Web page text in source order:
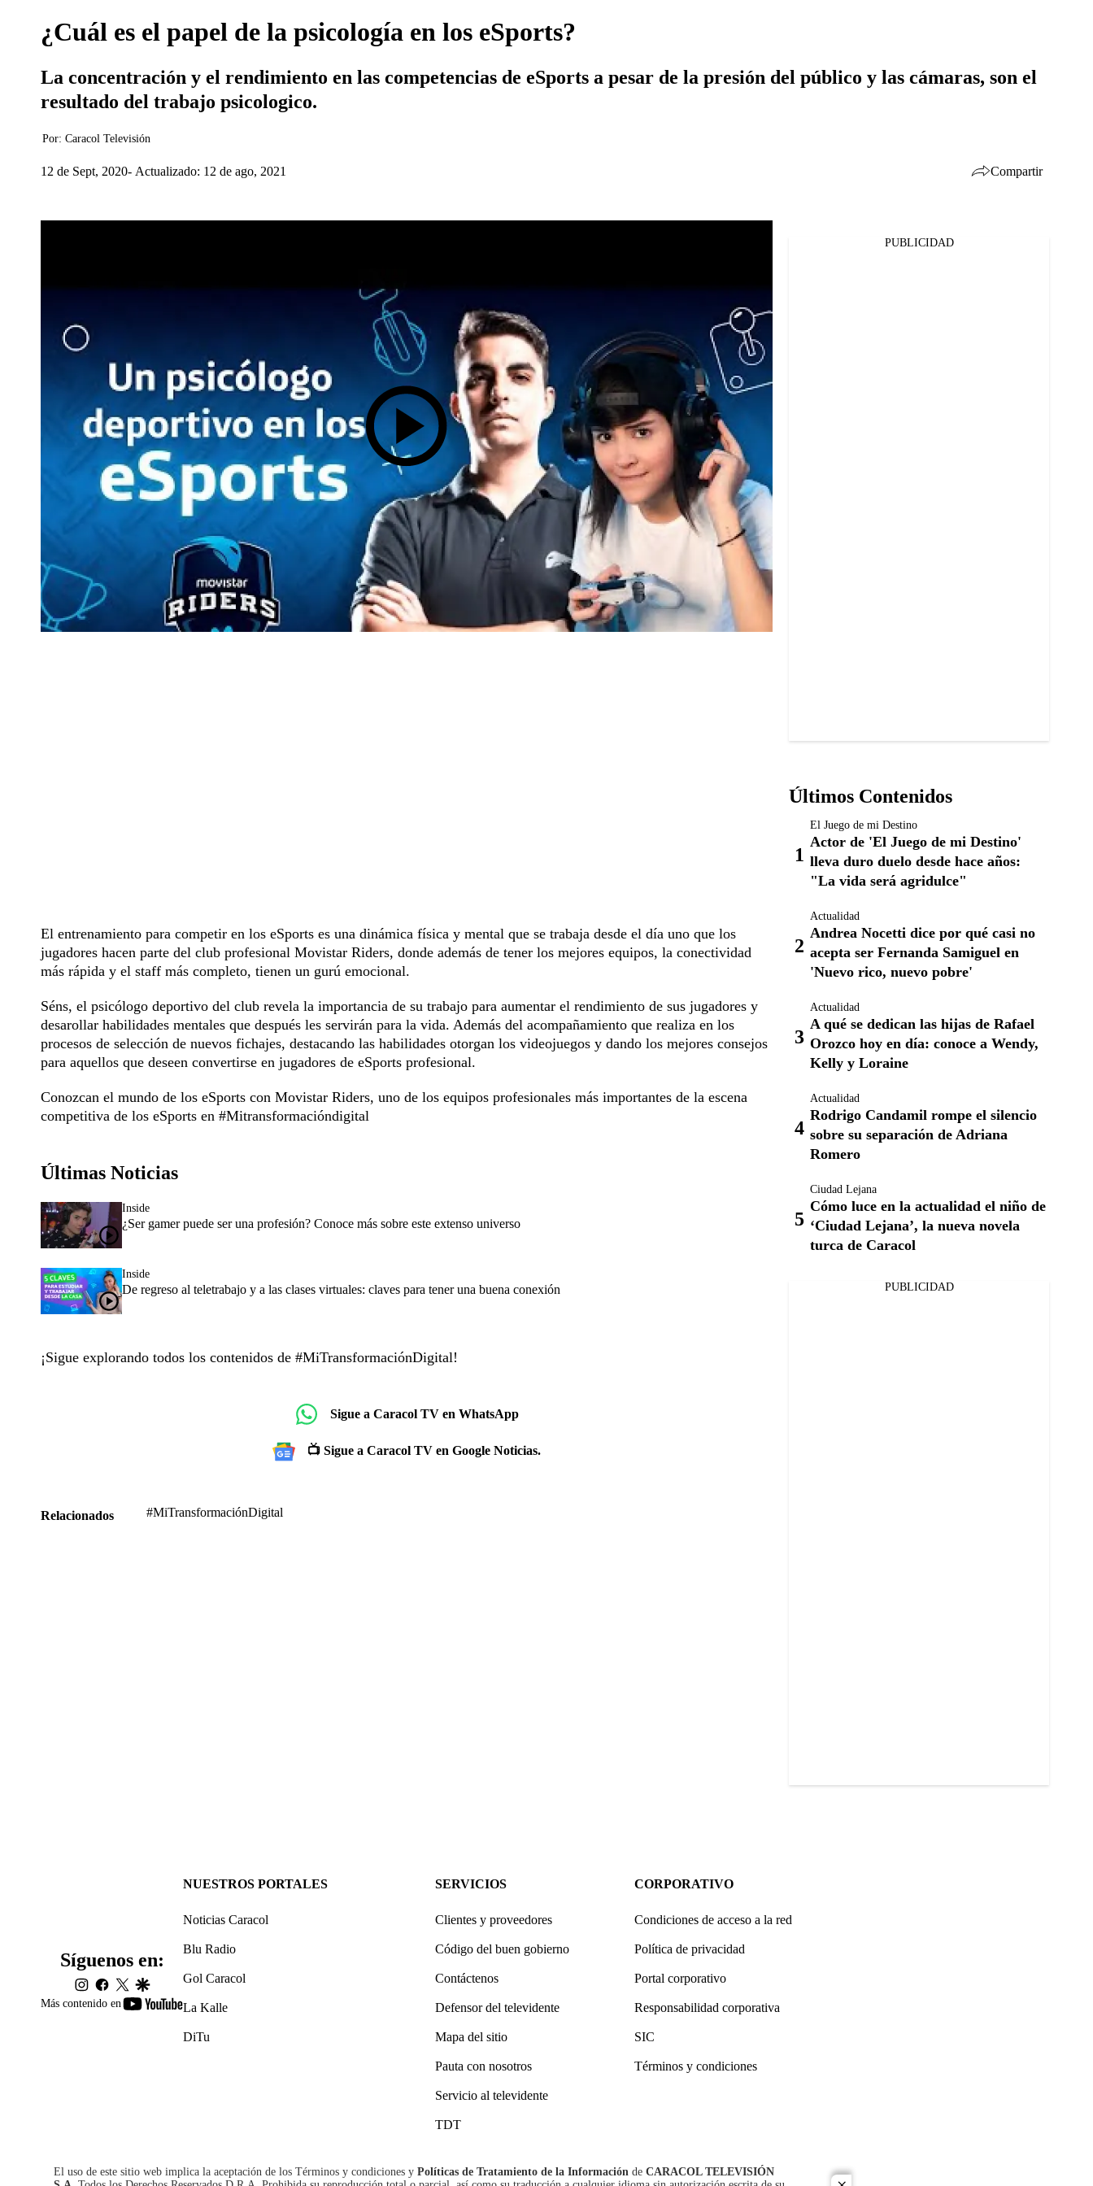
¿Cuál es el papel de la psicología en los eSports?
La concentración y el rendimiento en las competencias de eSports a pesar de la presión del público y las cámaras, son el
resultado del trabajo psicologico.
Por: Caracol Televisión
12 de Sept, 2020 Actualizado: 12 de ago, 2021 Compartir
El entrenamiento para competir en los eSports es una dinámica física y mental que se trabaja desde el día uno que los
jugadores hacen parte del club profesional Movistar Riders, donde además de tener los mejores equipos, la conectividad
más rápida y el staff más completo, tienen un gurú emocional.
Séns, el psicólogo deportivo del club revela la importancia de su trabajo para aumentar el rendimiento de sus jugadores y
desarollar habilidades mentales que después les servirán para la vida. Además del acompañamiento que realiza en los
procesos de selección de nuevos fichajes, destacando las habilidades otorgan los videojuegos y dando los mejores consejos
para aquellos que deseen convertirse en jugadores de eSports profesional.
Conozcan el mundo de los eSports con Movistar Riders, uno de los equipos profesionales más importantes de la escena
competitiva de los eSports en #Mitransformacióndigital
Últimas Noticias
Inside
¿Ser gamer puede ser una profesión? Conoce más sobre este extenso universo
Inside
De regreso al teletrabajo y a las clases virtuales: claves para tener una buena conexión
¡Sigue explorando todos los contenidos de #MiTransformaciónDigital!
Sigue a Caracol TV en WhatsApp
📺 Sigue a Caracol TV en Google Noticias.
Relacionados #MiTransformaciónDigital
PUBLICIDAD
Últimos Contenidos
El Juego de mi Destino
Actor de 'El Juego de mi Destino'
lleva duro duelo desde hace años:
"La vida será agridulce"
Actualidad
Andrea Nocetti dice por qué casi no
acepta ser Fernanda Samiguel en
'Nuevo rico, nuevo pobre'
Actualidad
A qué se dedican las hijas de Rafael
Orozco hoy en día: conoce a Wendy,
Kelly y Loraine
Actualidad
Rodrigo Candamil rompe el silencio
sobre su separación de Adriana
Romero
Ciudad Lejana
Cómo luce en la actualidad el niño de
‘Ciudad Lejana’, la nueva novela
turca de Caracol
PUBLICIDAD
Más contenido en
youtube-
Síguenos en:
instagram
facebook
twittergoogle
NUESTROS PORTALES
Noticias Caracol
Blu Radio
Gol Caracol
La Kalle
DiTu
SERVICIOS
Clientes y proveedores
Código del buen gobierno
Contáctenos
Defensor del televidente
Mapa del sitio
Pauta con nosotros
Servicio al televidente
TDT
CORPORATIVO
Condiciones de acceso a la red
Política de privacidad
Portal corporativo
Responsabilidad corporativa
SIC
Términos y condiciones
El uso de este sitio web implica la aceptación de los Términos y condiciones y Políticas de Tratamiento de la Información de CARACOL TELEVISIÓN